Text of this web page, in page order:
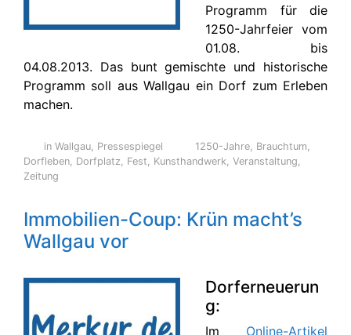
Programm für die
1250-Jahrfeier vom
01.08. bis
04.08.2013. Das bunt gemischte und historische
Programm soll aus Wallgau ein Dorf zum Erleben
machen.
in Wallgau, Pressespiegel 1250-Jahre, Brauchtum,
Dorfleben, Dorfplatz, Fest, Kunsthandwerk, Veranstaltung,
Zeitung
Immobilien-Coup: Krün macht’s
Wallgau vor
Dorferneuerun
g:
Im Online-Artikel